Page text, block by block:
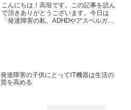
こんにちは！高垣です。この記事を読ん
で頂きありがとうございます。今日は
「発達障害の私、ADHDやアスペルガー
発達障害の子供にとってIT機器は生活の
質を高める